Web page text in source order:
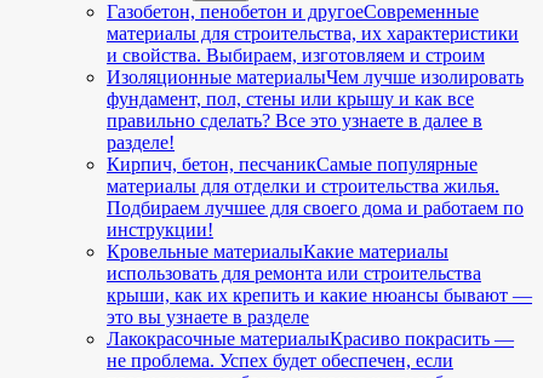
Газобетон, пенобетон и другоеСовременные
материалы для строительства, их характеристики
и свойства. Выбираем, изготовляем и строим
Изоляционные материалыЧем лучше изолировать
фундамент, пол, стены или крышу и как все
правильно сделать? Все это узнаете в далее в
разделе!
Кирпич, бетон, песчаникСамые популярные
материалы для отделки и строительства жилья.
Подбираем лучшее для своего дома и работаем по
инструкции!
Кровельные материалыКакие материалы
использовать для ремонта или строительства
крыши, как их крепить и какие нюансы бывают —
это вы узнаете в разделе
Лакокрасочные материалыКрасиво покрасить —
не проблема. Успех будет обеспечен, если